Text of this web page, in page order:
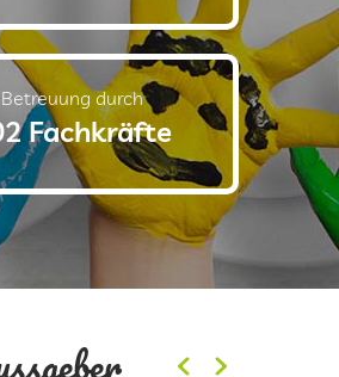
Betreuung durch
Fachkräfte